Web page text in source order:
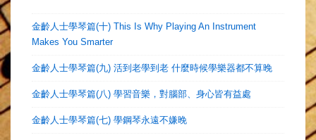
金齡人士學琴篇(十) This Is Why Playing An Instrument
Makes You Smarter
金齡人士學琴篇(九) 活到老學到老 什麼時候學樂器都不算晚
金齡人士學琴篇(八) 學習音樂，對腦部、身心皆有益處
金齡人士學琴篇(七) 學鋼琴永遠不嫌晚